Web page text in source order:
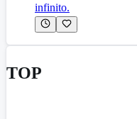
infinito.
TOP